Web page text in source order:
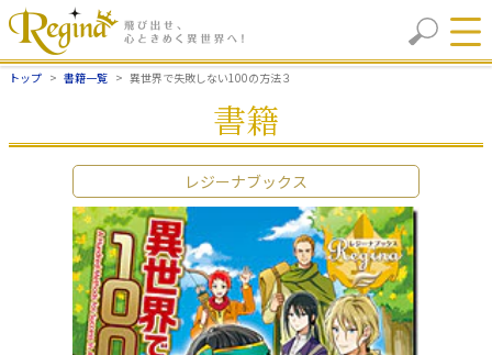
トップ 書籍一覧 異世界で失敗しない100の方法３
書籍
レジーナブックス